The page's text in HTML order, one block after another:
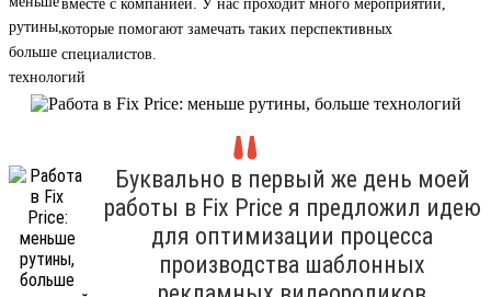
вместе с компанией. У нас проходит много мероприятий,
которые помогают замечать таких перспективных
специалистов.
Буквально в первый же день моей
работы в Fix Price я предложил идею
для оптимизации процесса
производства шаблонных